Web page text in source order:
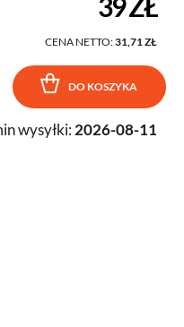
CENA NETTO:31,71 ZŁ
DO KOSZYKA
wysyłki: 2026-08-11